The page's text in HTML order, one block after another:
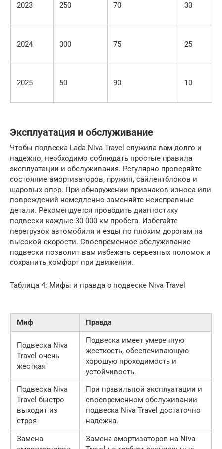
2023 250 70 30
2024 300 75 25
2025 50 90 10
Эксплуатация и обслуживание
Чтобы подвеска Lada Niva Travel служила вам долго и
надежно, необходимо соблюдать простые правила
эксплуатации и обслуживания. Регулярно проверяйте
состояние амортизаторов, пружин, сайлентблоков и
шаровых опор. При обнаружении признаков износа или
повреждений немедленно заменяйте неисправные
детали. Рекомендуется проводить диагностику
подвески каждые 30 000 км пробега. Избегайте
перегрузок автомобиля и езды по плохим дорогам на
высокой скорости. Своевременное обслуживание
подвески позволит вам избежать серьезных поломок и
сохранить комфорт при движении.
Таблица 4: Мифы и правда о подвеске Niva Travel
Миф Правда
Подвеска Niva
Travel очень
жесткая
Подвеска имеет умеренную
жесткость, обеспечивающую
хорошую проходимость и
устойчивость.
Подвеска Niva
Travel быстро
выходит из
строя
При правильной эксплуатации и
своевременном обслуживании
подвеска Niva Travel достаточно
надежна.
Замена
Замена амортизаторов на Niva